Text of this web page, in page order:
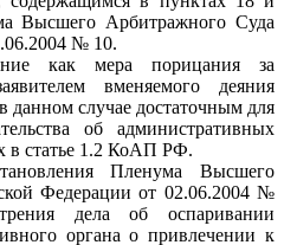
Высшего Арбитражного Суда
№ 10.
как мера порицания за
вменяемого деяния
данном случае достаточным для
об административных
в статье 1.2 КоАП РФ.
Пленума Высшего
Федерации от 02.06.2004 №
дела об оспаривании
органа о привлечении к